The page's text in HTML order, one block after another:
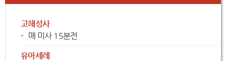
고해성사
매 미사 15분전
유아세례